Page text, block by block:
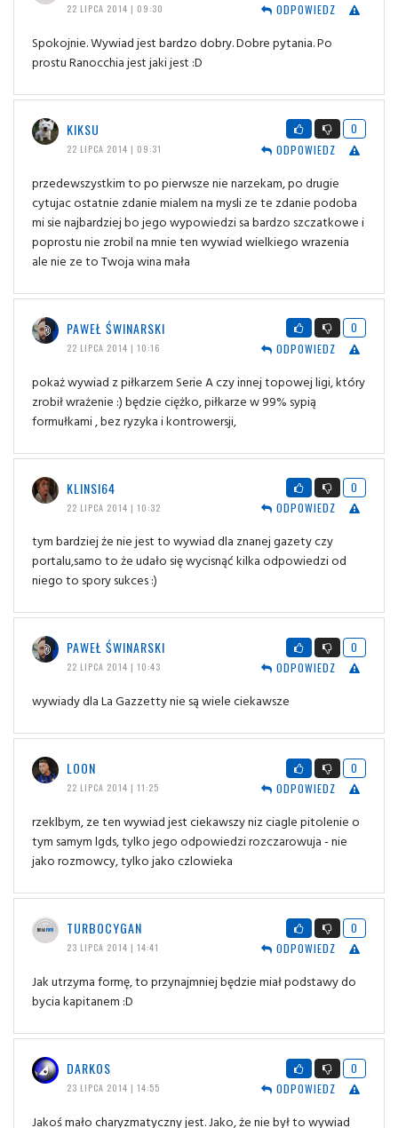
22 LIPCA 2014 | 09:30
ODPOWIEDZ
Spokojnie. Wywiad jest bardzo dobry. Dobre pytania. Po
prostu Ranocchia jest jaki jest :D
KIKSU
22 LIPCA 2014 | 09:31
0
ODPOWIEDZ
przedewszystkim to po pierwsze nie narzekam, po drugie
cytujac ostatnie zdanie mialem na mysli ze te zdanie podoba
mi sie najbardziej bo jego wypowiedzi sa bardzo szczatkowe i
poprostu nie zrobil na mnie ten wywiad wielkiego wrazenia
ale nie ze to Twoja wina mała
PAWEŁ ŚWINARSKI
22 LIPCA 2014 | 10:16
0
ODPOWIEDZ
pokaż wywiad z piłkarzem Serie A czy innej topowej ligi, który
zrobił wrażenie :) będzie ciężko, piłkarze w 99% sypią
formułkami , bez ryzyka i kontrowersji,
KLINSI64
22 LIPCA 2014 | 10:32
0
ODPOWIEDZ
tym bardziej że nie jest to wywiad dla znanej gazety czy
portalu,samo to że udało się wycisnąć kilka odpowiedzi od
niego to spory sukces :)
PAWEŁ ŚWINARSKI
22 LIPCA 2014 | 10:43
0
ODPOWIEDZ
wywiady dla La Gazzetty nie są wiele ciekawsze
LOON
22 LIPCA 2014 | 11:25
0
ODPOWIEDZ
rzeklbym, ze ten wywiad jest ciekawszy niz ciagle pitolenie o
tym samym lgds, tylko jego odpowiedzi rozczarowuja - nie
jako rozmowcy, tylko jako czlowieka
TURBOCYGAN
23 LIPCA 2014 | 14:41
0
ODPOWIEDZ
Jak utrzyma formę, to przynajmniej będzie miał podstawy do
bycia kapitanem :D
DARKOS
23 LIPCA 2014 | 14:55
0
ODPOWIEDZ
Jakoś mało charyzmatyczny jest. Jako, że nie był to wywiad